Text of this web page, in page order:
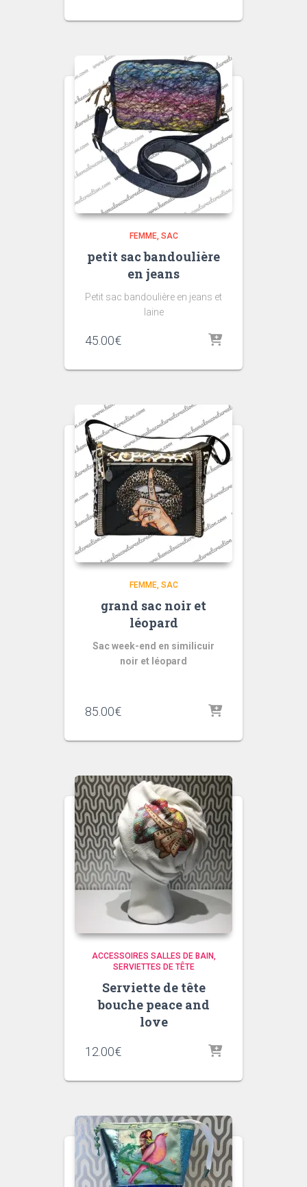
FEMME SAC
petit sac bandoulière
en jeans
Petit sac bandoulière en jeans et
laine
45.00€
FEMME SAC
grand sac noir et
léopard
Sac week-end en similicuir
noir et léopard
85.00€
ACCESSOIRES SALLES DE BAIN
SERVIETTES DE TÊTE
Serviette de tête
bouche peace and
love
12.00€